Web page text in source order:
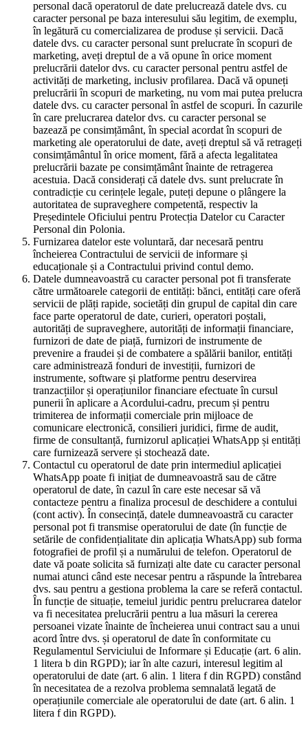
personal dacă operatorul de date prelucrează datele dvs. cu
caracter personal pe baza interesului său legitim, de exemplu,
în legătură cu comercializarea de produse și servicii. Dacă
datele dvs. cu caracter personal sunt prelucrate în scopuri de
marketing, aveți dreptul de a vă opune în orice moment
prelucrării datelor dvs. cu caracter personal pentru astfel de
activități de marketing, inclusiv profilarea. Dacă vă opuneți
prelucrării în scopuri de marketing, nu vom mai putea prelucra
datele dvs. cu caracter personal în astfel de scopuri. În cazurile
în care prelucrarea datelor dvs. cu caracter personal se
bazează pe consimțământ, în special acordat în scopuri de
marketing ale operatorului de date, aveți dreptul să vă retrageți
consimțământul în orice moment, fără a afecta legalitatea
prelucrării bazate pe consimțământ înainte de retragerea
acestuia. Dacă considerați că datele dvs. sunt prelucrate în
contradicție cu cerințele legale, puteți depune o plângere la
autoritatea de supraveghere competentă, respectiv la
Președintele Oficiului pentru Protecția Datelor cu Caracter
Personal din Polonia.
Furnizarea datelor este voluntară, dar necesară pentru
încheierea Contractului de servicii de informare și
educaționale și a Contractului privind contul demo.
Datele dumneavoastră cu caracter personal pot fi transferate
către următoarele categorii de entități: bănci, entități care oferă
servicii de plăți rapide, societăți din grupul de capital din care
face parte operatorul de date, curieri, operatori poștali,
autorități de supraveghere, autorități de informații financiare,
furnizori de date de piață, furnizori de instrumente de
prevenire a fraudei și de combatere a spălării banilor, entități
care administrează fonduri de investiții, furnizori de
instrumente, software și platforme pentru deservirea
tranzacțiilor și operațiunilor financiare efectuate în cursul
punerii în aplicare a Acordului-cadru, precum și pentru
trimiterea de informații comerciale prin mijloace de
comunicare electronică, consilieri juridici, firme de audit,
firme de consultanță, furnizorul aplicației WhatsApp și entități
care furnizează servere și stochează date.
Contactul cu operatorul de date prin intermediul aplicației
WhatsApp poate fi inițiat de dumneavoastră sau de către
operatorul de date, în cazul în care este necesar să vă
contacteze pentru a finaliza procesul de deschidere a contului
(cont activ). În consecință, datele dumneavoastră cu caracter
personal pot fi transmise operatorului de date (în funcție de
setările de confidențialitate din aplicația WhatsApp) sub forma
fotografiei de profil și a numărului de telefon. Operatorul de
date vă poate solicita să furnizați alte date cu caracter personal
numai atunci când este necesar pentru a răspunde la întrebarea
dvs. sau pentru a gestiona problema la care se referă contactul.
În funcție de situație, temeiul juridic pentru prelucrarea datelor
va fi necesitatea prelucrării pentru a lua măsuri la cererea
persoanei vizate înainte de încheierea unui contract sau a unui
acord între dvs. și operatorul de date în conformitate cu
Regulamentul Serviciului de Informare și Educație (art. 6 alin.
1 litera b din RGPD); iar în alte cazuri, interesul legitim al
operatorului de date (art. 6 alin. 1 litera f din RGPD) constând
în necesitatea de a rezolva problema semnalată legată de
operațiunile comerciale ale operatorului de date (art. 6 alin. 1
litera f din RGPD).